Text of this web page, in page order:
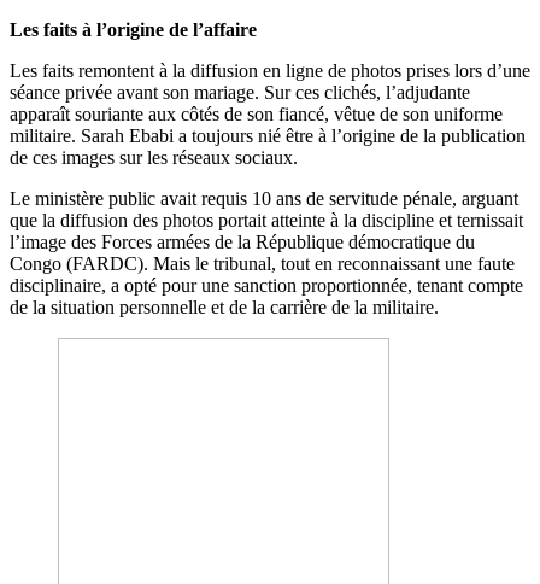
Les faits à l’origine de l’affaire
Les faits remontent à la diffusion en ligne de photos prises lors d’une
séance privée avant son mariage. Sur ces clichés, l’adjudante
apparaît souriante aux côtés de son fiancé, vêtue de son uniforme
militaire. Sarah Ebabi a toujours nié être à l’origine de la publication
de ces images sur les réseaux sociaux.
Le ministère public avait requis 10 ans de servitude pénale, arguant
que la diffusion des photos portait atteinte à la discipline et ternissait
l’image des Forces armées de la République démocratique du
Congo (FARDC). Mais le tribunal, tout en reconnaissant une faute
disciplinaire, a opté pour une sanction proportionnée, tenant compte
de la situation personnelle et de la carrière de la militaire.